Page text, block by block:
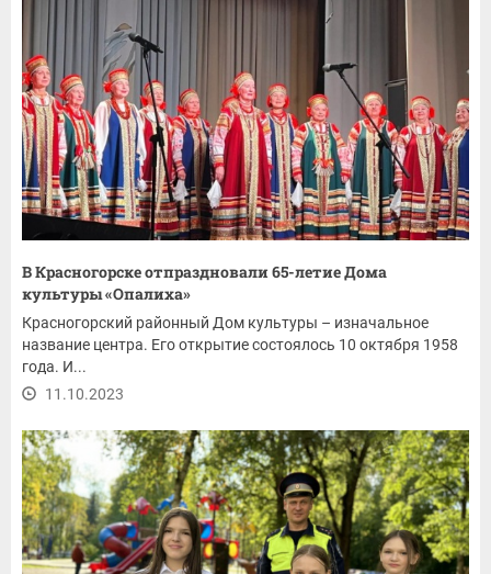
В Красногорске отпраздновали 65-летие Дома
культуры «Опалиха»
Красногорский районный Дом культуры – изначальное
название центра. Его открытие состоялось 10 октября 1958
года. И...
11.10.2023